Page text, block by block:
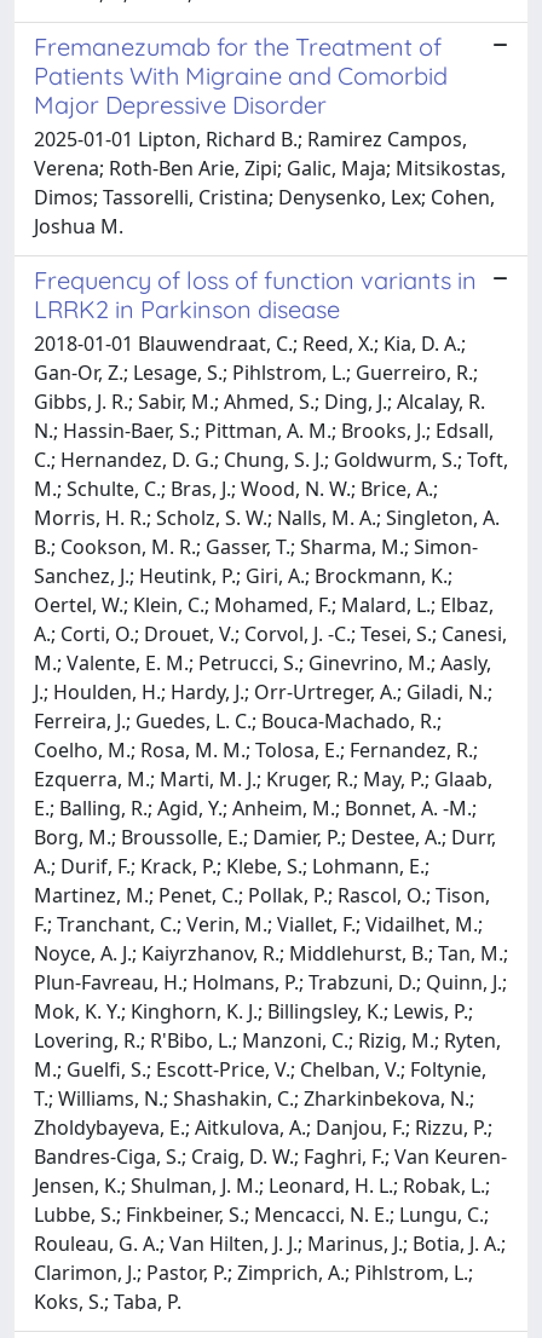
Fremanezumab for the Treatment of
Patients With Migraine and Comorbid
Major Depressive Disorder
2025-01-01 Lipton, Richard B.; Ramirez Campos,
Verena; Roth-Ben Arie, Zipi; Galic, Maja; Mitsikostas,
Dimos; Tassorelli, Cristina; Denysenko, Lex; Cohen,
Joshua M.
Frequency of loss of function variants in
LRRK2 in Parkinson disease
2018-01-01 Blauwendraat, C.; Reed, X.; Kia, D. A.;
Gan-Or, Z.; Lesage, S.; Pihlstrom, L.; Guerreiro, R.;
Gibbs, J. R.; Sabir, M.; Ahmed, S.; Ding, J.; Alcalay, R.
N.; Hassin-Baer, S.; Pittman, A. M.; Brooks, J.; Edsall,
C.; Hernandez, D. G.; Chung, S. J.; Goldwurm, S.; Toft,
M.; Schulte, C.; Bras, J.; Wood, N. W.; Brice, A.;
Morris, H. R.; Scholz, S. W.; Nalls, M. A.; Singleton, A.
B.; Cookson, M. R.; Gasser, T.; Sharma, M.; Simon-
Sanchez, J.; Heutink, P.; Giri, A.; Brockmann, K.;
Oertel, W.; Klein, C.; Mohamed, F.; Malard, L.; Elbaz,
A.; Corti, O.; Drouet, V.; Corvol, J. -C.; Tesei, S.; Canesi,
M.; Valente, E. M.; Petrucci, S.; Ginevrino, M.; Aasly,
J.; Houlden, H.; Hardy, J.; Orr-Urtreger, A.; Giladi, N.;
Ferreira, J.; Guedes, L. C.; Bouca-Machado, R.;
Coelho, M.; Rosa, M. M.; Tolosa, E.; Fernandez, R.;
Ezquerra, M.; Marti, M. J.; Kruger, R.; May, P.; Glaab,
E.; Balling, R.; Agid, Y.; Anheim, M.; Bonnet, A. -M.;
Borg, M.; Broussolle, E.; Damier, P.; Destee, A.; Durr,
A.; Durif, F.; Krack, P.; Klebe, S.; Lohmann, E.;
Martinez, M.; Penet, C.; Pollak, P.; Rascol, O.; Tison,
F.; Tranchant, C.; Verin, M.; Viallet, F.; Vidailhet, M.;
Noyce, A. J.; Kaiyrzhanov, R.; Middlehurst, B.; Tan, M.;
Plun-Favreau, H.; Holmans, P.; Trabzuni, D.; Quinn, J.;
Mok, K. Y.; Kinghorn, K. J.; Billingsley, K.; Lewis, P.;
Lovering, R.; R'Bibo, L.; Manzoni, C.; Rizig, M.; Ryten,
M.; Guelfi, S.; Escott-Price, V.; Chelban, V.; Foltynie,
T.; Williams, N.; Shashakin, C.; Zharkinbekova, N.;
Zholdybayeva, E.; Aitkulova, A.; Danjou, F.; Rizzu, P.;
Bandres-Ciga, S.; Craig, D. W.; Faghri, F.; Van Keuren-
Jensen, K.; Shulman, J. M.; Leonard, H. L.; Robak, L.;
Lubbe, S.; Finkbeiner, S.; Mencacci, N. E.; Lungu, C.;
Rouleau, G. A.; Van Hilten, J. J.; Marinus, J.; Botia, J. A.;
Clarimon, J.; Pastor, P.; Zimprich, A.; Pihlstrom, L.;
Koks, S.; Taba, P.